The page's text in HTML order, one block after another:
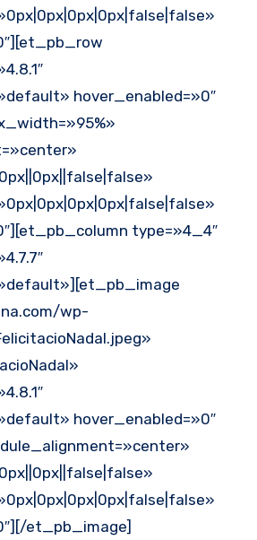
hover_enabled=»0″
type=»4_4″
wp-
hover_enabled=»0″
et_pb_image]